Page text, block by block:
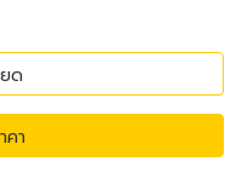
ด
คา